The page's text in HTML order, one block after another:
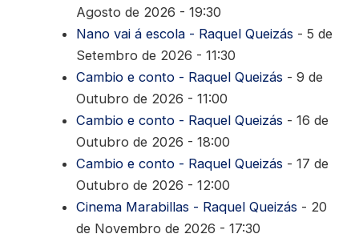
Agosto de 2026 - 19:30
Nano vai á escola - Raquel Queizás - 5 de
Setembro de 2026 - 11:30
Cambio e conto - Raquel Queizás - 9 de
Outubro de 2026 - 11:00
Cambio e conto - Raquel Queizás - 16 de
Outubro de 2026 - 18:00
Cambio e conto - Raquel Queizás - 17 de
Outubro de 2026 - 12:00
Cinema Marabillas - Raquel Queizás - 20
de Novembro de 2026 - 17:30